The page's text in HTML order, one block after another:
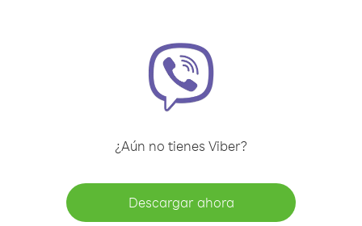
¿Aún no tienes Viber?
Descargar ahora